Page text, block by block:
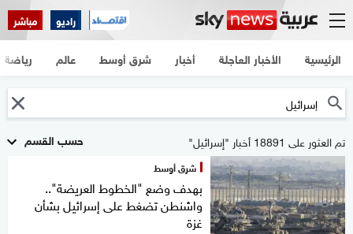
راديو مباشر
الرئيسية الأخبار العاجلة أخبار شرق أوسط عالم رياضة
حسب القسم تم العثور على 18891 أخبار "إسرائيل"
شرق أوسط
بهدف وضع "الخطوط العريضة"..
واشنطن تضغط على إسرائيل بشأن
غزة